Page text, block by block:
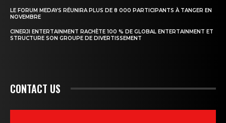
LE FORUM MEDAYS RÉUNIRA PLUS DE 8 000 PARTICIPANTS À TANGER EN
NOVEMBRE
CINERJI ENTERTAINMENT RACHÈTE 100 % DE GLOBAL ENTERTAINMENT ET
STRUCTURE SON GROUPE DE DIVERTISSEMENT
CONTACT US